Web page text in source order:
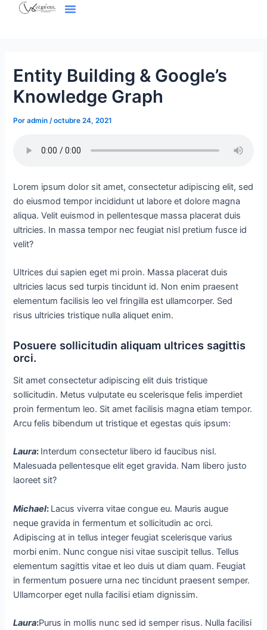
Menú
Entity Building & Google’s
Knowledge Graph
Poradmin /octubre 24, 2021
Lorem ipsum dolor sit amet, consectetur adipiscing elit, sed
do eiusmod tempor incididunt ut labore et dolore magna
aliqua. Velit euismod in pellentesque massa placerat duis
ultricies. In massa tempor nec feugiat nisl pretium fusce id
velit?
Ultrices dui sapien eget mi proin. Massa placerat duis
ultricies lacus sed turpis tincidunt id. Non enim praesent
elementum facilisis leo vel fringilla est ullamcorper. Sed
risus ultricies tristique nulla aliquet enim.
Posuere sollicitudin aliquam ultrices sagittis
orci.
Sit amet consectetur adipiscing elit duis tristique
sollicitudin. Metus vulputate eu scelerisque felis imperdiet
proin fermentum leo. Sit amet facilisis magna etiam tempor.
Arcu felis bibendum ut tristique et egestas quis ipsum:
Laura: Interdum consectetur libero id faucibus nisl.
Malesuada pellentesque elit eget gravida. Nam libero justo
laoreet sit?
Michael: Lacus viverra vitae congue eu. Mauris augue
neque gravida in fermentum et sollicitudin ac orci.
Adipiscing at in tellus integer feugiat scelerisque varius
morbi enim. Nunc congue nisi vitae suscipit tellus. Tellus
elementum sagittis vitae et leo duis ut diam quam. Feugiat
in fermentum posuere urna nec tincidunt praesent semper.
Ullamcorper eget nulla facilisi etiam dignissim.
Laura:Purus in mollis nunc sed id semper risus. Nulla facilisi
Navegación